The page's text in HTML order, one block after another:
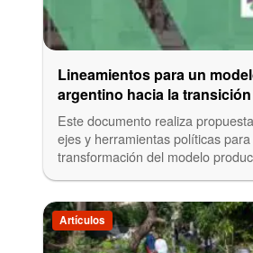
Lineamientos para un
argentino hacia la
Este documento realiza
ejes y herramientas políticas
transformación del modelo
Artículos